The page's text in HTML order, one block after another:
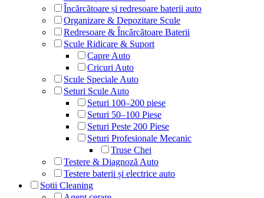
Încărcătoare și redresoare baterii auto
Organizare & Depozitare Scule
Redresoare & Încărcătoare Baterii
Scule Ridicare & Suport
Capre Auto
Cricuri Auto
Scule Speciale Auto
Seturi Scule Auto
Seturi 100–200 piese
Seturi 50–100 Piese
Seturi Peste 200 Piese
Seturi Profesionale Mecanic
Truse Chei
Testere & Diagnoză Auto
Testere baterii și electrice auto
Sotii Cleaning